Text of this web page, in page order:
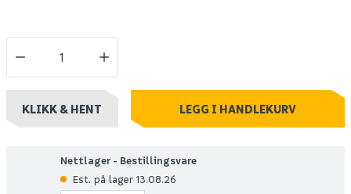
KLIKK & HENT LEGG I HANDLEKURV
Nettlager - Bestillingsvare
Est. på lager 13.08.26